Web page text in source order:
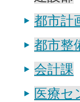
都市計
都市整
会計課
医療セ